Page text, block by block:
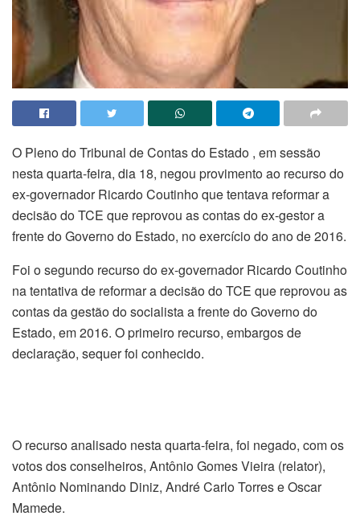
O Pleno do Tribunal de Contas do Estado , em sessão
nesta quarta-feira, dia 18, negou provimento ao recurso do
ex-governador Ricardo Coutinho que tentava reformar a
decisão do TCE que reprovou as contas do ex-gestor a
frente do Governo do Estado, no exercício do ano de 2016.
Foi o segundo recurso do ex-governador Ricardo Coutinho
na tentativa de reformar a decisão do TCE que reprovou as
contas da gestão do socialista a frente do Governo do
Estado, em 2016. O primeiro recurso, embargos de
declaração, sequer foi conhecido.
O recurso analisado nesta quarta-feira, foi negado, com os
votos dos conselheiros, Antônio Gomes Vieira (relator),
Antônio Nominando Diniz, André Carlo Torres e Oscar
Mamede.